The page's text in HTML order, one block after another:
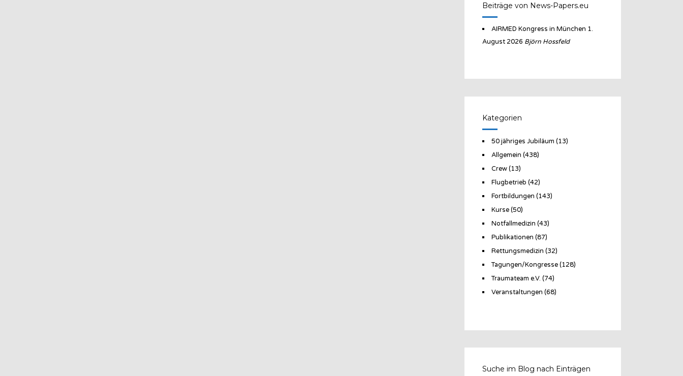
Beiträge von News-Papers.eu
AIRMED Kongress in München 1.
August 2026 Björn Hossfeld
Kategorien
50 jähriges Jubiläum (13)
Allgemein (438)
Crew(13)
Flugbetrieb (42)
Fortbildungen (143)
Kurse(50)
Notfallmedizin (43)
Publikationen (87)
Rettungsmedizin (32)
Tagungen/Kongresse(128)
Traumateam e.V. (74)
Veranstaltungen (68)
Suche im Blog nach Einträgen